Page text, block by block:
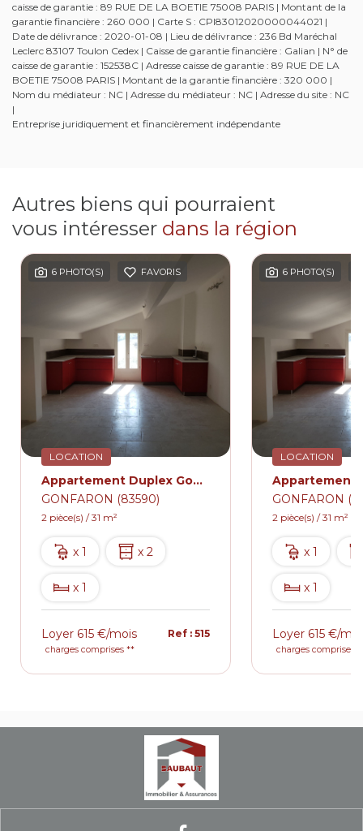
caisse de garantie : 89 RUE DE LA BOETIE 75008 PARIS | Montant de la
garantie financière : 260 000 | Carte S : CPI83012020000044021 |
Date de délivrance : 2020-01-08 | Lieu de délivrance : 236 Bd Maréchal
Leclerc 83107 Toulon Cedex | Caisse de garantie financière : Galian | N° de
caisse de garantie : 152538C | Adresse caisse de garantie : 89 RUE DE LA
BOETIE 75008 PARIS | Montant de la garantie financière : 320 000 |
Nom du médiateur : NC | Adresse du médiateur : NC | Adresse du site : NC
|
Entreprise juridiquement et financièrement indépendante
Autres biens qui pourraient
vous intéresser dans la région
6 PHOTO(S) FAVORIS
LOCATION
Appartement Duplex Gonfaron 2 pièce(s) 31 m2
GONFARON (83590)
2 pièce(s) / 31 m²
x 1 x 2
x 1
Loyer 615 €/mois
charges comprises **
Ref : 515
6 PHOTO(S)
LOCATION
GONFARON
2 pièce(s) / 31 m²
x 1
x 1
Loyer 615 €/
charges comprises